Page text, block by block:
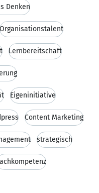
Denken
Organisationstalent
Lernbereitschaft
Eigeninitiative
Content Marketing
strategisch